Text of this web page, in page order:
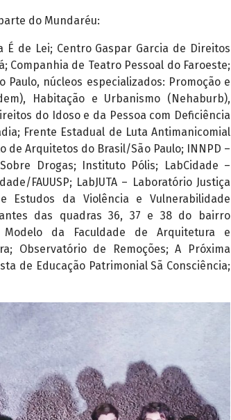
do Mundaréu:
É de Lei; Centro Gaspar Garcia de Direitos
Companhia de Teatro Pessoal do Faroeste;
Paulo, núcleos especializados: Promoção e
Habitação e Urbanismo (Nehaburb),
do Idoso e da Pessoa com Deficiência
Frente Estadual de Luta Antimanicomial
de Arquitetos do Brasil/São Paulo; INNPD –
Drogas; Instituto Pólis; LabCidade –
FAUUSP; LabJUTA – Laboratório Justiça
Estudos da Violência e Vulnerabilidade
das quadras 36, 37 e 38 do bairro
da Faculdade de Arquitetura e
Observatório de Remoções; A Próxima
de Educação Patrimonial Sã Consciência;